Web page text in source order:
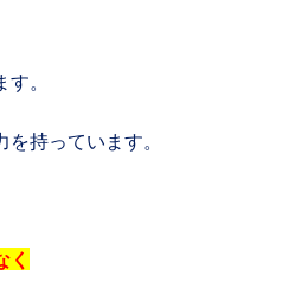
。
持っています。
く